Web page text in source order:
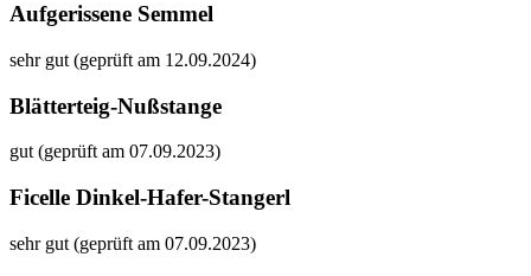
Aufgerissene Semmel
sehr gut (geprüft am 12.09.2024)
Blätterteig-Nußstange
gut (geprüft am 07.09.2023)
Ficelle Dinkel-Hafer-Stangerl
sehr gut (geprüft am 07.09.2023)